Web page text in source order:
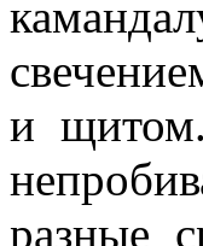
и
разные